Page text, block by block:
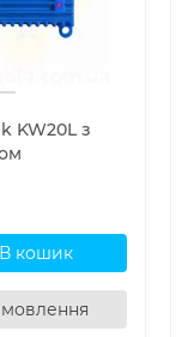
KW20L з
В кошик